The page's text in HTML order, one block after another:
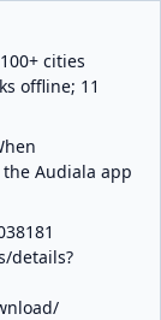
cities
offline; 11
Audiala app
details?